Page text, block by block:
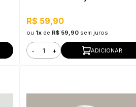
R$ 59,90
ou 1x de R$ 59,90 sem juros
- + ADICIONAR